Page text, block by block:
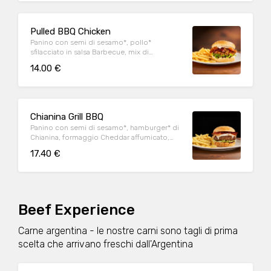
Pulled BBQ Chicken
Panino con semi di sesamo*, pollo*
sfilacciato in salsa Barbecue, mix di
insalata iceberg, servito con patate* Fries e
14.00 €
Chianina Grill BBQ
Panino con semi di sesamo*, hamburger* di
Chianina, formaggio Cheddar affumicato,
Barbecue, servito con patate* Fries e salsa
17.40 €
Beef Experience
Carne argentina - le nostre carni sono tagli di prima
scelta che arrivano freschi dall'Argentina